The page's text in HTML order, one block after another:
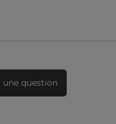
une question